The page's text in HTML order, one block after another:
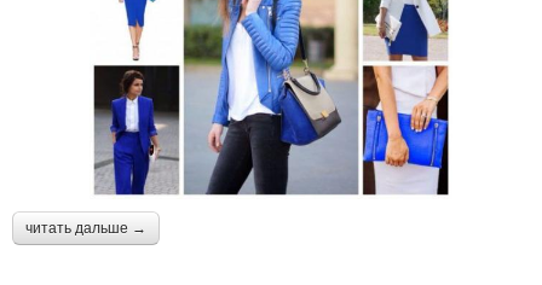
читать дальше →